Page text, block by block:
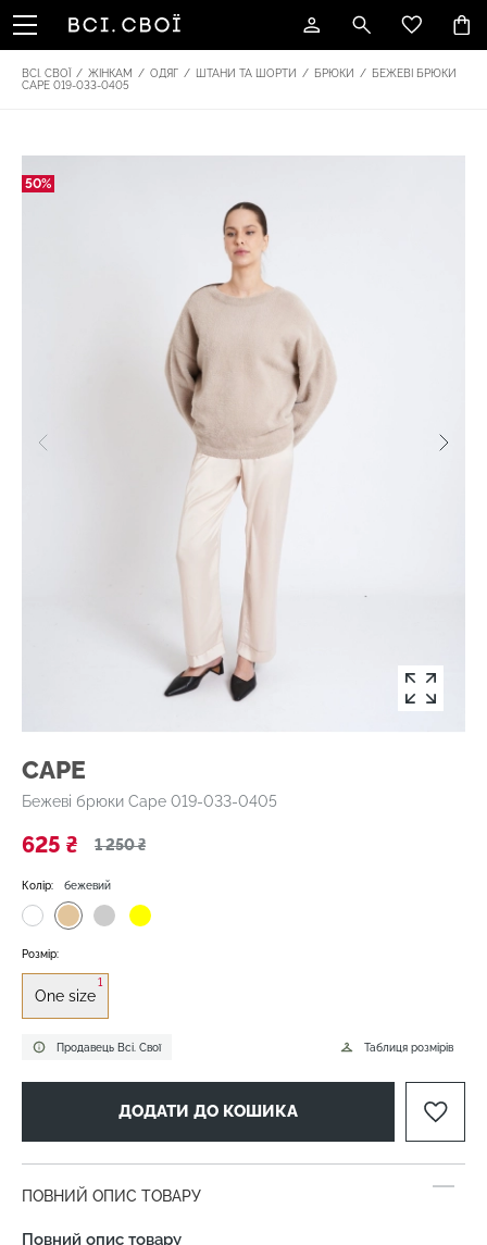
ВСІ. СВОЇ / ЖІНКАМ / ОДЯГ / ШТАНИ ТА ШОРТИ / БРЮКИ / БЕЖЕВІ БРЮКИ
CAPE 019-033-0405
50%
CAPE
Бежеві брюки Cape 019-033-0405
625 ₴ 1 250 ₴
Продавець Всі. Свої
Колір: бежевий
Таблиця розмірів
Розмір:
One size
1
ДОДАТИ ДО КОШИКА
ПОВНИЙ ОПИС ТОВАРУ
Повний опис товару